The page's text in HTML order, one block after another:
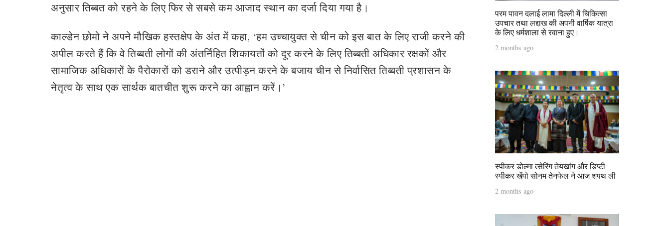
अनुसार तिब्बत को रहने के लिए फिर से सबसे कम आजाद स्थान का दर्जा दिया गया है।
काल्डेन छोमो ने अपने मौखिक हस्तक्षेप के अंत में कहा, ‘हम उच्चायुक्त से चीन को इस बात के लिए राजी करने की
अपील करते हैं कि वे तिब्बती लोगों की अंतर्निहित शिकायतों को दूर करने के लिए तिब्बती अधिकार रक्षकों और
सामाजिक अधिकारों के पैरोकारों को डराने और उत्पीड़न करने के बजाय चीन से निर्वासित तिब्बती प्रशासन के
नेतृत्व के साथ एक सार्थक बातचीत शुरू करने का आह्वान करें।’
परम पावन दलाई लामा दिल्ली में चिकित्सा
उपचार तथा लद्दाख की अपनी वार्षिक यात्रा
के लिए धर्मशाला से रवाना हुए।
2 months ago
स्पीकर डोल्मा त्सेरिंग तेयखांग और डिप्टी
स्पीकर खेंपो सोनम तेनफेल ने आज शपथ ली
2 months ago